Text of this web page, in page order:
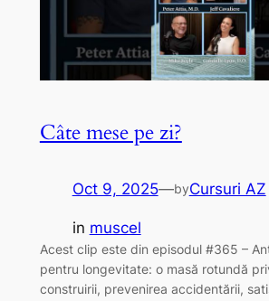
Câte mese pe zi?
Oct 9, 2025—byCursuri AZ
in muscel
Acest clip este din episodul #365 –
pentru longevitate: o masă rotundă
construirii, prevenirea accidentării,